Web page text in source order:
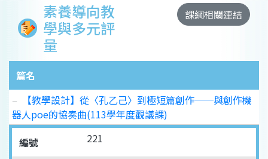
素養導向教
學與多元評
量
課綱相關連結
篇名
【教學設計】從〈孔乙己〉到極短篇創作──與創作機
器人poe的協奏曲(113學年度觀議課)
編號
221